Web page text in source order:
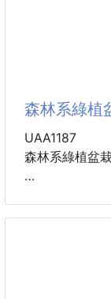
森林系綠植
UAA1187
森林系綠植盆
顏色：粉色，
緊密封口，鎖
潮、零食、乾